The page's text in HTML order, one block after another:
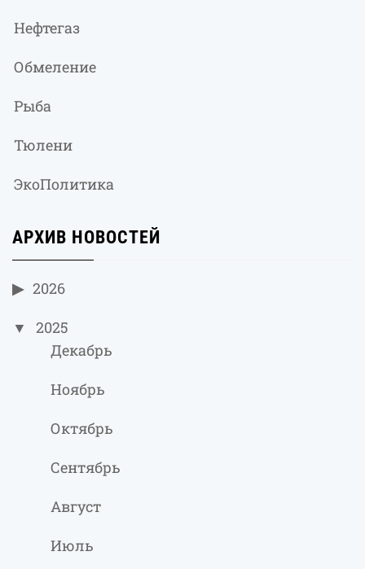
Нефтегаз
Обмеление
Рыба
Тюлени
ЭкоПолитика
АРХИВ НОВОСТЕЙ
2026
2025
Декабрь
Ноябрь
Октябрь
Сентябрь
Август
Июль